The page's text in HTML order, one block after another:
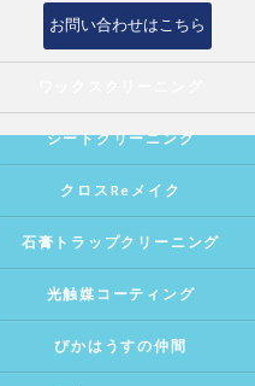
お問い合わせはこちら
シートクリーニング
クロスReメイク
石膏トラップクリーニング
光触媒コーティング
ぴかはうすの仲間